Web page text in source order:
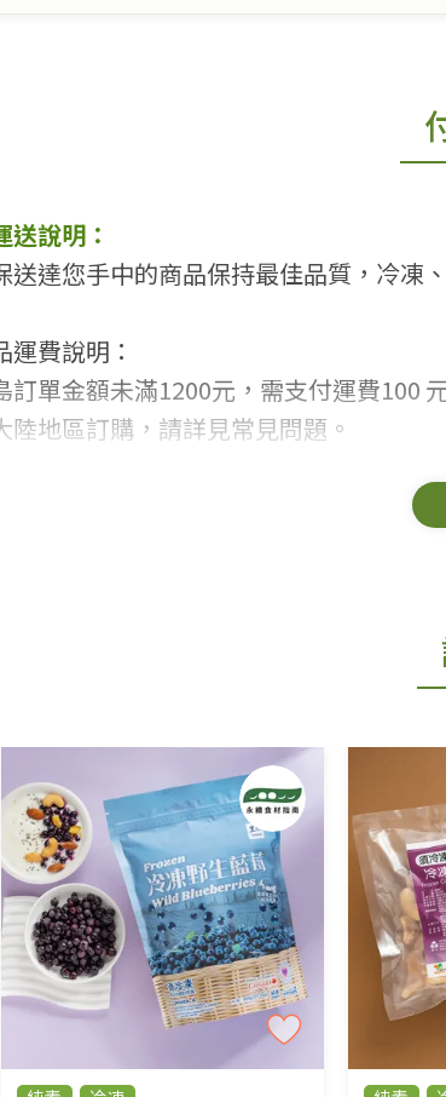
送說明：
送達您手中的商品保持最佳品質，冷凍
運費說明：
訂單金額未滿1200元，需支付運費100
陸地區訂購，請詳見常見問題。
的商品有下列「不適用七天鑑賞期商品
之規定提供該商品七天免費鑑賞期(含
天鑑賞期商品：
電磁紀錄形式儲存之商品、易於變質或
、電腦軟體，若產品瑕疵無法讀取僅
-如T恤，如於送達後水洗或污損者。
用品、內衣褲、襪子、口罩等私人消
襪子、口罩個人衛生用品除商品本身有